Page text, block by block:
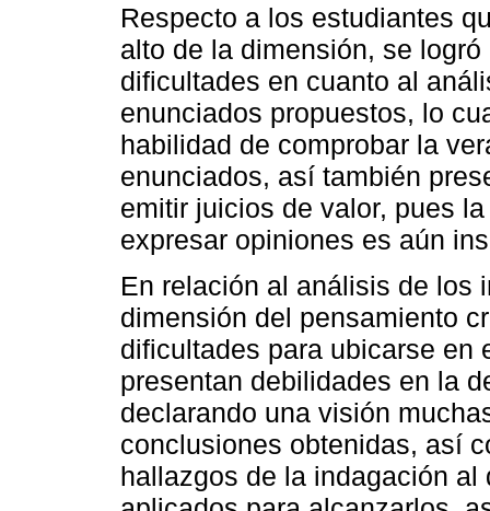
Respecto a los estudiantes
alto de la dimensión, se
dificultades en cuanto al
enunciados propuestos, lo
habilidad de comprobar la
enunciados, así también
emitir juicios de valor, pues
expresar opiniones es aún
En relación al análisis de los
dimensión del pensamiento
dificultades para ubicarse en
presentan debilidades en la
declarando una visión
conclusiones obtenidas, así
hallazgos de la indagación